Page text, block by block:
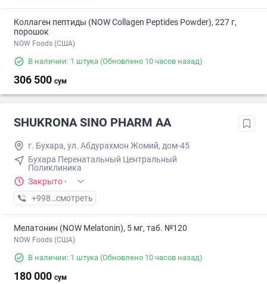
Коллаген пептиды (NOW Collagen Peptides Powder), 227 г,
порошок
NOW Foods (США)
В наличии: 1 штука (Обновлено 10 часов назад)
306 500 сум
SHUKRONA SINO PHARM АА
г. Бухара, ул. Абдурахмон Жомий, дом-45
Бухара Перенатальный Центральный
Поликлиника
Закрыто ·
+998 (95) XXX-XX-XX
смотреть
Мелатонин (NOW Melatonin), 5 мг, таб. №120
NOW Foods (США)
В наличии: 1 штука (Обновлено 10 часов назад)
180 000 сум